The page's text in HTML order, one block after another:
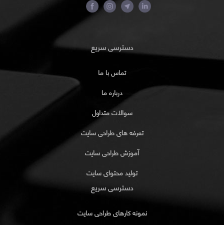
دسترسی سریع
تماس با ما
درباره ما
سوالات متداول
تعرفه های طراحی سایت
آموزش طراحی سایت
تولید محتوای سایت
دسترسی سریع
نمونه کارهای طراحی سایت